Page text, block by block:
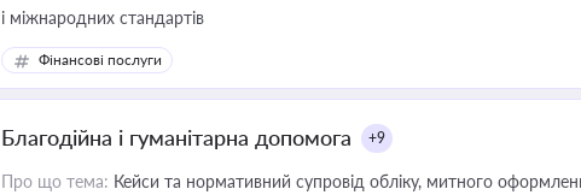
і міжнародних стандартів
Фінансові послуги
Благодійна і гуманітарна допомога +9
Про що тема: Кейси та нормативний супровід обліку, митного